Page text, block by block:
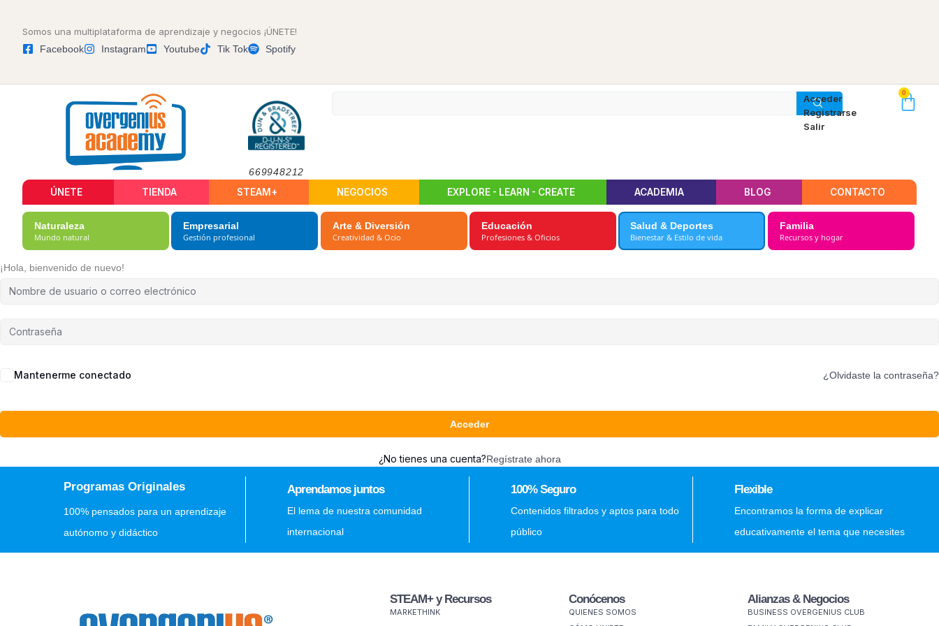
Somos una multiplataforma de aprendizaje y negocios ¡ÚNETE!
Facebook
Instagram Youtube Tik Tok Spotify
669948212
Acceder
Registrarse
Salir
0
ÚNETE TIENDA STEAM+ NEGOCIOS EXPLORE - LEARN - CREATE ACADEMIA BLOG CONTACTO
Naturaleza
Mundo natural
Empresarial
Gestión profesional
Arte & Diversión
Creatividad & Ocio
Educación
Profesiones & Oficios
Salud & Deportes
Bienestar & Estilo de vida
Familia
Recursos y hogar
¡Hola, bienvenido de nuevo!
Mantenerme conectado ¿Olvidaste la contraseña?
Acceder
¿No tienes una cuenta?Regístrate ahora
Programas Originales
100% pensados para un aprendizaje
autónomo y didáctico
Aprendamos juntos
El lema de nuestra comunidad
internacional
100% Seguro
Contenidos filtrados y aptos para todo
público
Flexible
Encontramos la forma de explicar
educativamente el tema que necesites
STEAM+ y Recursos
MARKETHINK
Conócenos
QUIENES SOMOS
Alianzas & Negocios
BUSINESS OVERGENIUS CLUB